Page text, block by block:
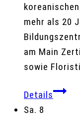
mehr als 20
am Main
sowie
Details
Sa. 8